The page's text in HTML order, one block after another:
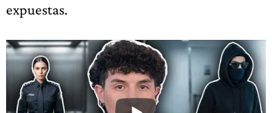
expuestas.